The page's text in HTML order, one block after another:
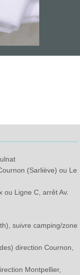
(Sarliève) ou Le
ou Ligne C, arrêt Av.
suivre camping/zone
direction Cournon,
Montpellier,